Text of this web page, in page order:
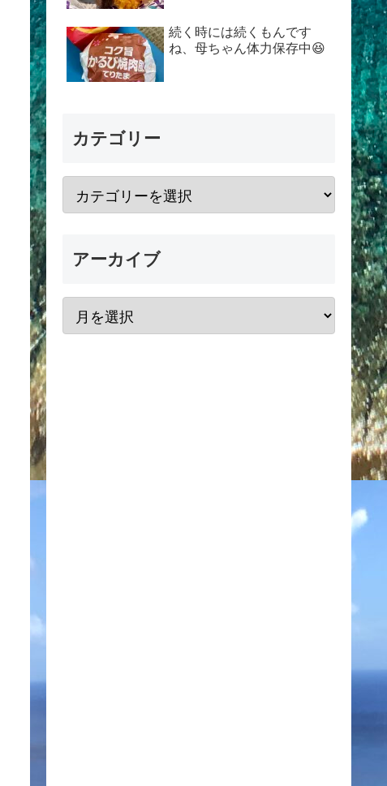
続く時には続くもんです
ね、母ちゃん体力保存中😆
カテゴリー
アーカイブ